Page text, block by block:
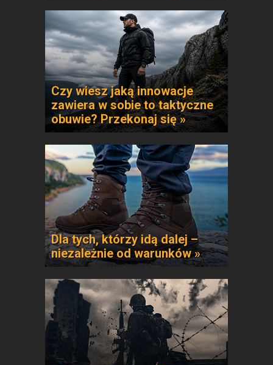
Czy wiesz jaką innowacje
zawiera w sobie to taktyczne
obuwie? Przekonaj się »
Dla tych, którzy idą dalej –
niezależnie od warunków »